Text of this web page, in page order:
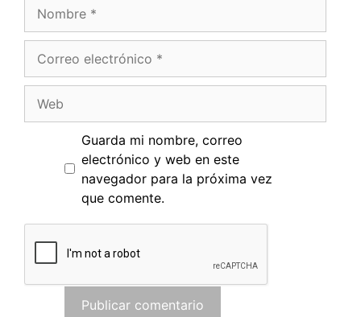
electrónico
Guarda mi nombre, correo
electrónico y web en este
navegador para la próxima vez
que comente.